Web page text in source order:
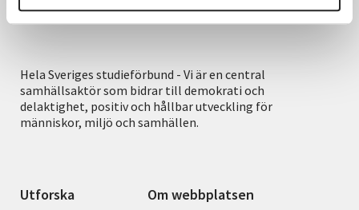
Hela Sveriges studieförbund - Vi är en central
samhällsaktör som bidrar till demokrati och
delaktighet, positiv och hållbar utveckling för
människor, miljö och samhällen.
Utforska Om webbplatsen